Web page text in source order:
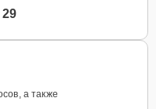
а также